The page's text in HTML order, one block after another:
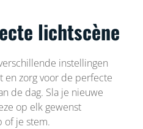
lichtscène
instellingen
en zorg voor de perfecte
de dag. Sla je nieuwe
op elk gewenst
of je stem.